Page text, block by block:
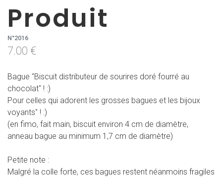
Produit
N°2016
7.00 €
Bague "Biscuit distributeur de sourires doré fourré au
chocolat" ! :)
Pour celles qui adorent les grosses bagues et les bijoux
voyants" ! :)
(en fimo, fait main, biscuit environ 4 cm de diamètre,
anneau bague au minimum 1,7 cm de diamètre)
Petite note :
Malgré la colle forte, ces bagues restent néanmoins fragiles